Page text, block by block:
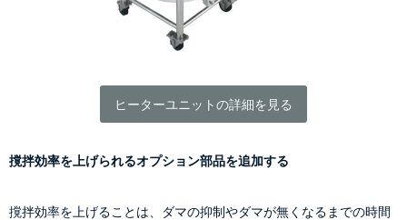
ヒーターユニットの詳細を見る
撹拌効率を上げられるオプション部品を追加する
撹拌効率を上げることは、ダマの抑制やダマが無くなるまでの時間